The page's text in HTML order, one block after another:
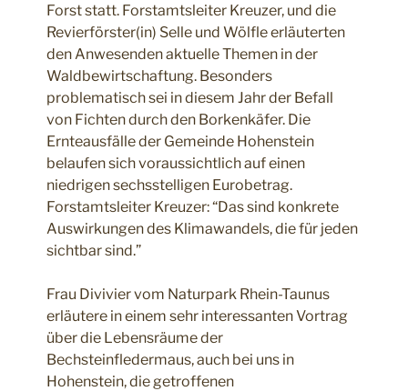
Forst statt. Forstamtsleiter Kreuzer, und die
Revierförster(in) Selle und Wölfle erläuterten
den Anwesenden aktuelle Themen in der
Waldbewirtschaftung. Besonders
problematisch sei in diesem Jahr der Befall
von Fichten durch den Borkenkäfer. Die
Ernteausfälle der Gemeinde Hohenstein
belaufen sich voraussichtlich auf einen
niedrigen sechsstelligen Eurobetrag.
Forstamtsleiter Kreuzer: “Das sind konkrete
Auswirkungen des Klimawandels, die für jeden
sichtbar sind.”
Frau Divivier vom Naturpark Rhein-Taunus
erläutere in einem sehr interessanten Vortrag
über die Lebensräume der
Bechsteinfledermaus, auch bei uns in
Hohenstein, die getroffenen